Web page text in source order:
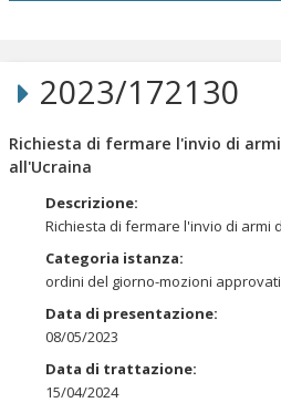
Salta
navigazione
2023/172130
Richiesta di fermare l'invio di
all'Ucraina
Descrizione:
Richiesta di fermare l'invio di armi
Categoria istanza:
ordini del giorno-mozioni approvati
Data di presentazione:
08/05/2023
Data di trattazione:
15/04/2024